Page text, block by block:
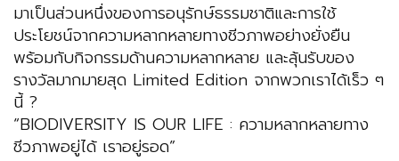
มาเป็นส่วนหนึ่งของการอนุรักษ์ธรรมชาติและการใช้
ประโยชน์จากความหลากหลายทางชีวภาพอย่างยั่งยืน
พร้อมกับกิจกรรมด้านความหลากหลาย และลุ้นรับของ
รางวัลมากมายสุด Limited Edition จากพวกเราได้เร็ว ๆ
นี้ ?
“BIODIVERSITY IS OUR LIFE : ความหลากหลายทาง
ชีวภาพอยู่ได้ เราอยู่รอด”